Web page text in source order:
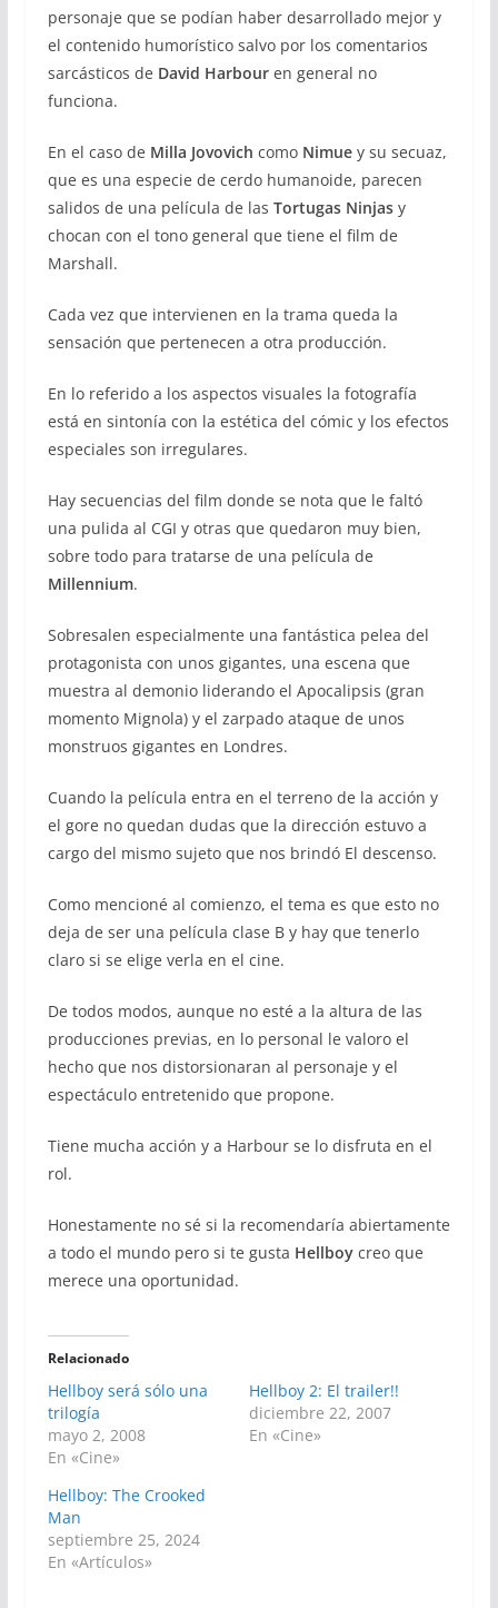
personaje que se podían haber desarrollado mejor y
el contenido humorístico salvo por los comentarios
sarcásticos de David Harbouren general no
funciona.
En el caso de Milla Jovovich como Nimuey su secuaz,
que es una especie de cerdo humanoide, parecen
salidos de una película de las Tortugas Ninjasy
chocan con el tono general que tiene el film de
Marshall.
Cada vez que intervienen en la trama queda la
sensación que pertenecen a otra producción.
En lo referido a los aspectos visuales la fotografía
está en sintonía con la estética del cómic y los efectos
especiales son irregulares.
Hay secuencias del film donde se nota que le faltó
una pulida al CGI y otras que quedaron muy bien,
sobre todo para tratarse de una película de
Millennium.
Sobresalen especialmente una fantástica pelea del
protagonista con unos gigantes, una escena que
muestra al demonio liderando el Apocalipsis (gran
momento Mignola) y el zarpado ataque de unos
monstruos gigantes en Londres.
Cuando la película entra en el terreno de la acción y
el gore no quedan dudas que la dirección estuvo a
cargo del mismo sujeto que nos brindó El descenso.
Como mencioné al comienzo, el tema es que esto no
deja de ser una película clase B y hay que tenerlo
claro si se elige verla en el cine.
De todos modos, aunque no esté a la altura de las
producciones previas, en lo personal le valoro el
hecho que nos distorsionaran al personaje y el
espectáculo entretenido que propone.
Tiene mucha acción y a Harbour se lo disfruta en el
rol.
Honestamente no sé si la recomendaría abiertamente
a todo el mundo pero si te gusta Hellboycreo que
merece una oportunidad.
Relacionado
Hellboy será sólo una
trilogía
mayo 2, 2008
En «Cine»
Hellboy 2: El trailer!!
diciembre 22, 2007
En «Cine»
Hellboy: The Crooked
Man
septiembre 25, 2024
En «Artículos»